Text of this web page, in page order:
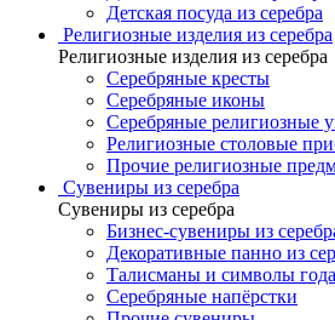
Детская посуда из серебра
Религиозные изделия из серебра
Религиозные изделия из серебра
Серебряные кресты
Серебряные иконы
Серебряные религиозные
Религиозные столовые
Прочие религиозные
Сувениры из серебра
Сувениры из серебра
Бизнес-сувениры из
Декоративные панно из
Талисманы и символы года
Серебряные напёрстки